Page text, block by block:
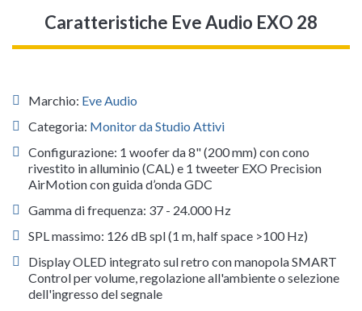
Caratteristiche Eve Audio EXO 28
Marchio: Eve Audio
Categoria: Monitor da Studio Attivi
Configurazione: 1 woofer da 8" (200 mm) con cono
rivestito in alluminio (CAL) e 1 tweeter EXO Precision
AirMotion con guida d’onda GDC
Gamma di frequenza: 37 - 24.000 Hz
SPL massimo: 126 dB spl (1 m, half space >100 Hz)
Display OLED integrato sul retro con manopola SMART
Control per volume, regolazione all'ambiente o selezione
dell'ingresso del segnale